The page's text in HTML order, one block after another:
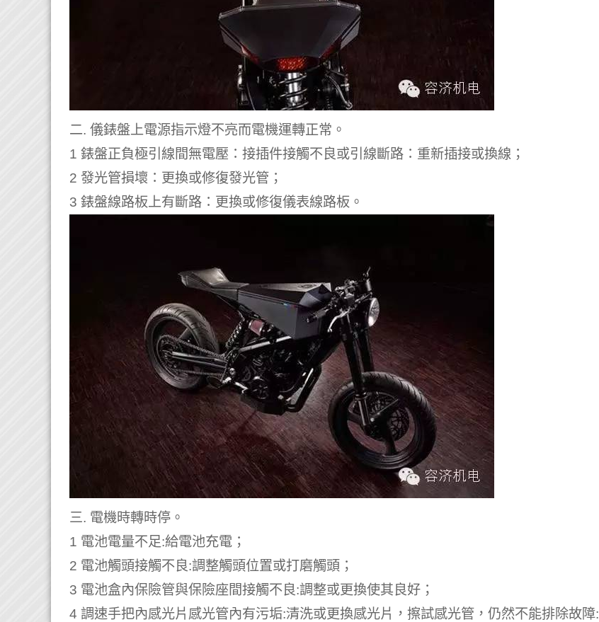
二. 儀錶盤上電源指示燈不亮而電機運轉正常。
1 錶盤正負極引線間無電壓：接插件接觸不良或引線斷路：重新插接或換線；
2 發光管損壞：更換或修復發光管；
3 錶盤線路板上有斷路：更換或修復儀表線路板。
三. 電機時轉時停。
1 電池電量不足:給電池充電；
2 電池觸頭接觸不良:調整觸頭位置或打磨觸頭；
3 電池盒內保險管與保險座間接觸不良:調整或更換使其良好；
4 調速手把內感光片感光管內有污垢:清洗或更換感光片，擦試感光管，仍然不能排除故障: